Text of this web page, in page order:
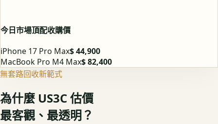
今日市場頂配收購價
iPhone 17 Pro Max$ 44,900
MacBook Pro M4 Max$ 82,400
無套路回收新範式
為什麼 US3C 估價
最客觀、最透明？